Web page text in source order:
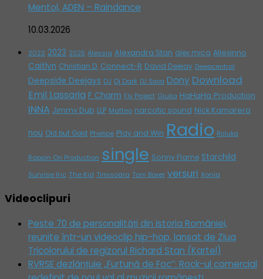
Mentol, ADEN – Raindance
10.03.2026
2022 2023 2025 Alessia Alexandra Stan alex mica Allexinno
Caitlyn Christian D. Connect-R David Deejay Deepcentral
Deepside Deejays DJ Dj Dark DJ Sava Dony Download
Emil Lassaria F Charm Fly Project Giulia HaHaHa Production
INNA Jimmy Dub LLP Matteo narcotic sound Nick Kamarera
nou Old but Gold Phelipe Play and Win Radio Raluka
Rappin On Production single Sonny Flame Starchild
Sunrise Inc The Kid Timisoara Tom Boxer versuri Xonia
Videoclipuri
Peste 70 de personalități din istoria României,
reunite într-un videoclip hip-hop, lansat de Ziua
Tricolorului de regizorul Richard Stan (Kartel)
RVRSE dezlănțuie „Furtună de Foc”: Rock-ul comercial